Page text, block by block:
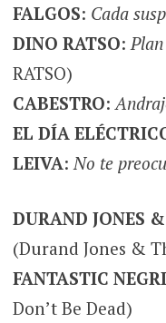
FALGOS: Cada
DINO RATSO:
RATSO)
CABESTRO:
EL DÍA
LEIVA: No te
DURAND JONES
(Durand Jones &
FANTASTIC
Don’t Be Dead)